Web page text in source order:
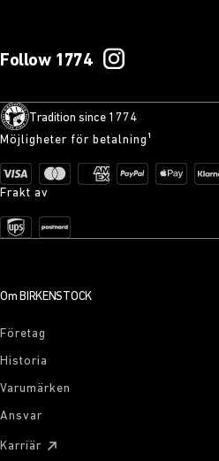
Follow 1774
Tradition since 1774
Möjligheter för betalning¹
Frakt av
Om BIRKENSTOCK
Företag
Historia
Varumärken
Ansvar
Karriär